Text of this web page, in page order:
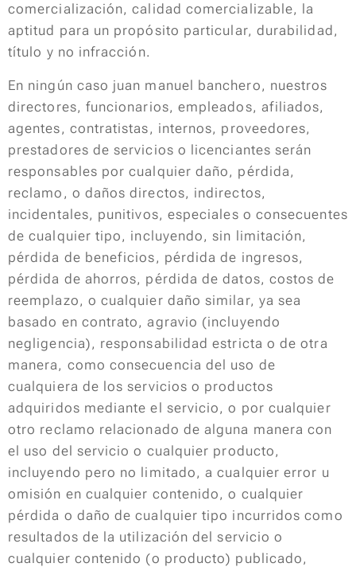
comercialización, calidad comercializable, la
aptitud para un propósito particular, durabilidad,
título y no infracción.
En ningún caso juan manuel banchero, nuestros
directores, funcionarios, empleados, afiliados,
agentes, contratistas, internos, proveedores,
prestadores de servicios o licenciantes serán
responsables por cualquier daño, pérdida,
reclamo, o daños directos, indirectos,
incidentales, punitivos, especiales o consecuentes
de cualquier tipo, incluyendo, sin limitación,
pérdida de beneficios, pérdida de ingresos,
pérdida de ahorros, pérdida de datos, costos de
reemplazo, o cualquier daño similar, ya sea
basado en contrato, agravio (incluyendo
negligencia), responsabilidad estricta o de otra
manera, como consecuencia del uso de
cualquiera de los servicios o productos
adquiridos mediante el servicio, o por cualquier
otro reclamo relacionado de alguna manera con
el uso del servicio o cualquier producto,
incluyendo pero no limitado, a cualquier error u
omisión en cualquier contenido, o cualquier
pérdida o daño de cualquier tipo incurridos como
resultados de la utilización del servicio o
cualquier contenido (o producto) publicado,